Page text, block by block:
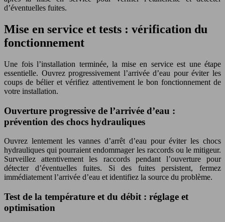
d’éventuelles fuites.
Mise en service et tests : vérification du
fonctionnement
Une fois l’installation terminée, la mise en service est une étape
essentielle. Ouvrez progressivement l’arrivée d’eau pour éviter les
coups de bélier et vérifiez attentivement le bon fonctionnement de
votre installation.
Ouverture progressive de l’arrivée d’eau :
prévention des chocs hydrauliques
Ouvrez lentement les vannes d’arrêt d’eau pour éviter les chocs
hydrauliques qui pourraient endommager les raccords ou le mitigeur.
Surveillez attentivement les raccords pendant l’ouverture pour
détecter d’éventuelles fuites. Si des fuites persistent, fermez
immédiatement l’arrivée d’eau et identifiez la source du problème.
Test de la température et du débit : réglage et
optimisation